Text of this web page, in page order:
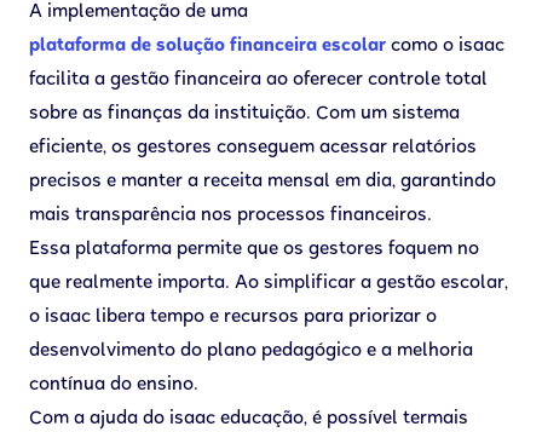
A implementação de uma
plataforma de solução financeira escolar como o isaac
facilita a gestão financeira ao oferecer controle total
sobre as finanças da instituição. Com um sistema
eficiente, os gestores conseguem acessar relatórios
precisos e manter a receita mensal em dia, garantindo
mais transparência nos processos financeiros.
Essa plataforma permite que os gestores foquem no
que realmente importa. Ao simplificar a gestão escolar,
o isaac libera tempo e recursos para priorizar o
desenvolvimento do plano pedagógico e a melhoria
contínua do ensino.
Com a ajuda do isaac educação, é possível termais